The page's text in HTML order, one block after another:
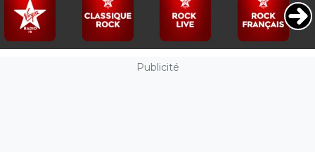
Publicité